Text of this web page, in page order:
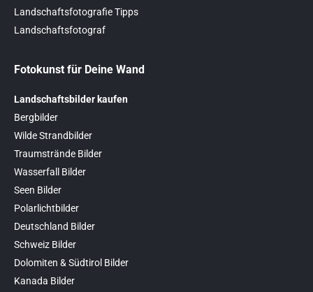
Landschaftsfotografie Tipps
Landschaftsfotograf
Fotokunst für Deine Wand
Landschaftsbilder kaufen
Bergbilder
Wilde Strandbilder
Traumstrände Bilder
Wasserfall Bilder
Seen Bilder
Polarlichtbilder
Deutschland Bilder
Schweiz Bilder
Dolomiten & Südtirol Bilder
Kanada Bilder